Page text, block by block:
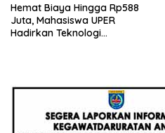
Hemat Biaya Hingga Rp588
Juta, Mahasiswa UPER
Hadirkan Teknologi